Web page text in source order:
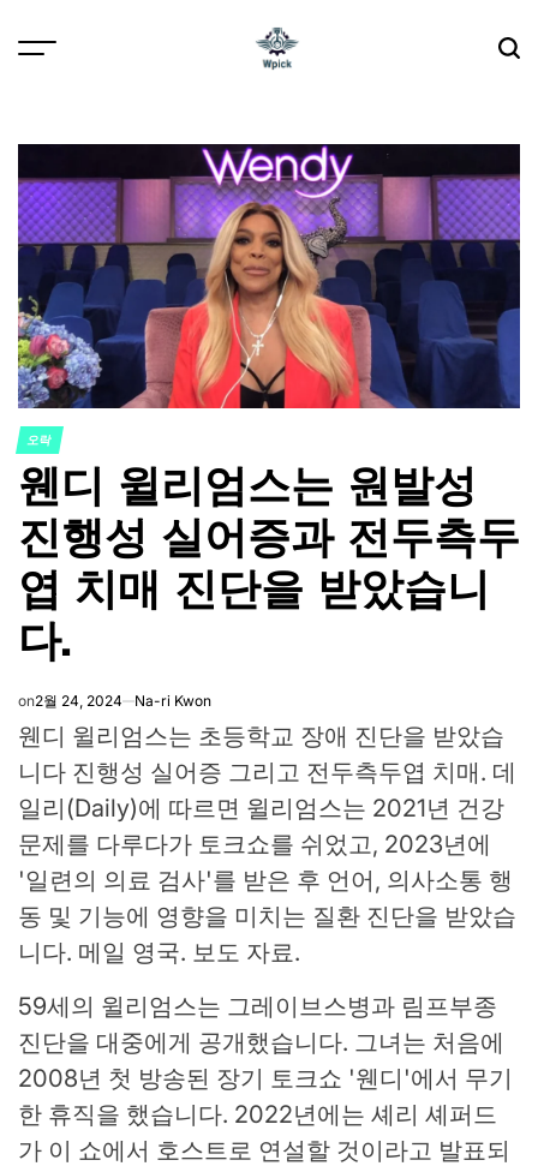
POSTED
IN
오락
웬디 윌리엄스는 원발성
진행성 실어증과 전두측두
엽 치매 진단을 받았습니
다.
on2월 24, 2024 Na-ri Kwon
웬디 윌리엄스는 초등학교 장애 진단을 받았습
니다 진행성 실어증 그리고 전두측두엽 치매. 데
일리(Daily)에 따르면 윌리엄스는 2021년 건강
문제를 다루다가 토크쇼를 쉬었고, 2023년에
'일련의 의료 검사'를 받은 후 언어, 의사소통 행
동 및 기능에 영향을 미치는 질환 진단을 받았습
니다. 메일 영국. 보도 자료.
59세의 윌리엄스는 그레이브스병과 림프부종
진단을 대중에게 공개했습니다. 그녀는 처음에
2008년 첫 방송된 장기 토크쇼 '웬디'에서 무기
한 휴직을 했습니다. 2022년에는 셰리 셰퍼드
가 이 쇼에서 호스트로 연설할 것이라고 발표되